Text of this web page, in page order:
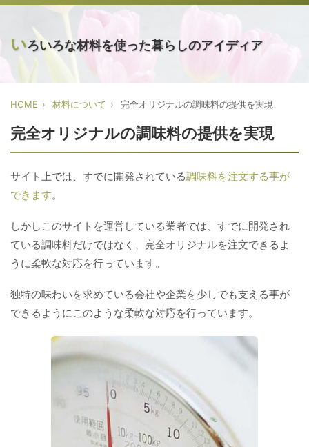
いろいろな材料を使った暮らしのアイディア
HOME 材料について 完全オリジナルの調味料の提供を実現
完全オリジナルの調味料の提供を実現
サイト上では、すでに開発されている調味料を注文する事が
できます。
しかしこのサイトを運営している業者では、すでに開発され
ている調味料だけではなく、完全オリジナルを注文できるよ
うに柔軟な対応を行っています。
独特の味わいを求めている会社や企業を少しでも支える事が
できるようにこのような柔軟な対応を行っています。